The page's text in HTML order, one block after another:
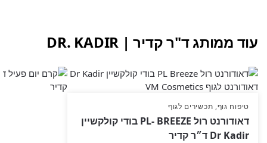
עוד ממותג ד"ר קדיר | DR. KADIR
טיפוח גוף, תכשירים לגוף
דאודורנט רול PL- BREEZE בודי קולקשיין
Dr Kadir ד״ר קדיר